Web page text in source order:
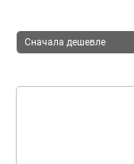
Сначала дешевле